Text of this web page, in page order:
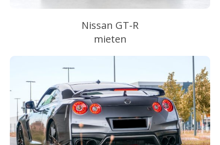
Nissan GT-R
mieten